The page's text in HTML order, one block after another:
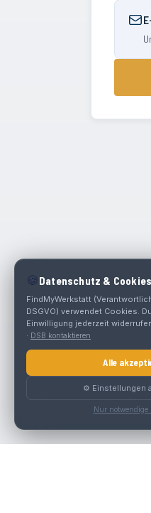
🍪 Datenschutz & Cookies
FindMyWerkstatt
DSGVO) verwendet Cookies.
Einwilligung jederzeit
· DSB kontaktieren
Alle
⚙️ Einstellungen
Nur notwendige